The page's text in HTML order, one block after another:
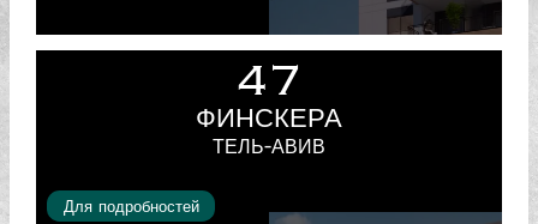
47
ФИНСКЕРА
ТЕЛЬ-АВИВ
Для подробностей